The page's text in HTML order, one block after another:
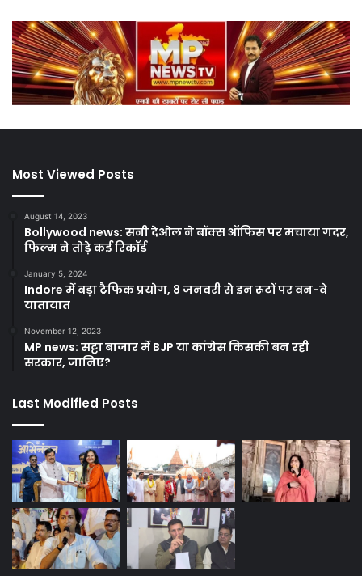
Most Viewed Posts
August 14, 2023
Bollywood news: सनी देओल ने बॉक्स ऑफिस पर मचाया गदर,
फिल्म ने तोड़े कई रिकॉर्ड
January 5, 2024
Indore में बड़ा ट्रैफिक प्रयोग, 8 जनवरी से इन रूटों पर वन-वे
यातायात
November 12, 2023
MP news: सट्टा बाजार में BJP या कांग्रेस किसकी बन रही
सरकार, जानिए?
Last Modified Posts